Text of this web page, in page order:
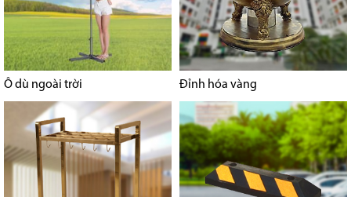
Ô dù ngoài trời Đỉnh hóa vàng